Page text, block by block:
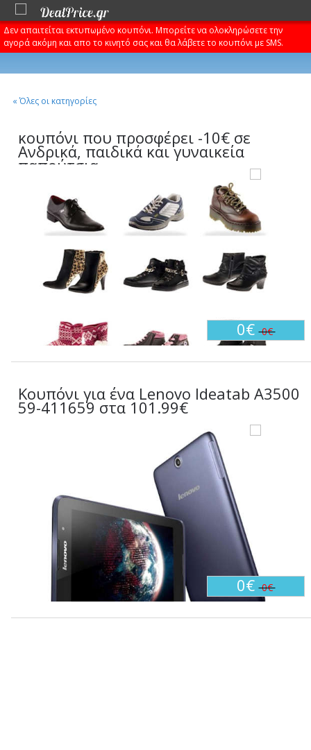
Δεν απαιτείται εκτυπωμένο κουπόνι. Μπορείτε να ολοκληρώσετε την
αγορά ακόμη και απο το κινητό σας και θα λάβετε το κουπόνι με SMS.
« Όλες οι κατηγορίες
κουπόνι που προσφέρει -10€ σε
Ανδρικά, παιδικά και γυναικεία
παπούτσια.
0€0€
Κουπόνι για ένα Lenovo Ideatab A3500
59-411659 στα 101.99€
0€0€